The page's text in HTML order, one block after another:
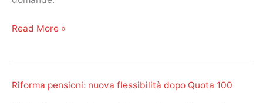
Pensioni
precisazioni
Read More »
Riforma pensioni: nuova flessibilità dopo Quota 100